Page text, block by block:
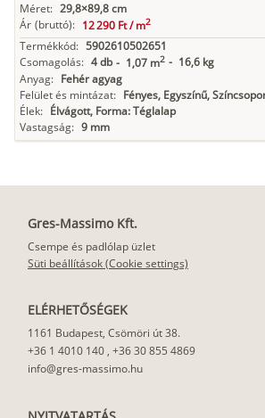
Méret: 29,8×89,8 cm
Ár (bruttó): 12 290 Ft /m2
Termékkód: 5902610502651
Csomagolás: 4 db - 1,07 m2 - 16,6 kg
Anyag: Fehér agyag
Felület és mintázat: Fényes, Egyszínű,
Élek: Élvágott, Forma: Téglalap
Vastagság: 9 mm
Gres-Massimo Kft.
Csempe és padlólap üzlet
Süti beállítások (Cookie settings)
ELÉRHETŐSÉGEK
1161 Budapest, Csömöri út 38.
+36 1 4010 140 , +36 30 855 4869
info@gres-massimo.hu